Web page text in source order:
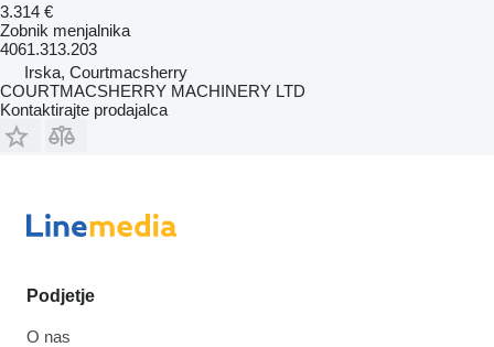
3.314 €
Zobnik menjalnika
4061.313.203
Irska, Courtmacsherry
COURTMACSHERRY MACHINERY LTD
Kontaktirajte prodajalca
Podjetje
O nas